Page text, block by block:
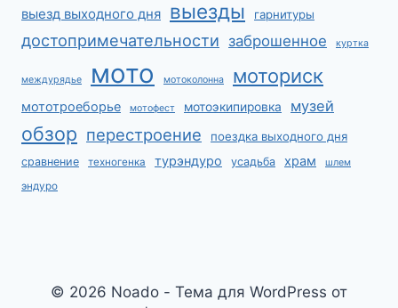
выезд выходного дня выезды гарнитуры
достопримечательности заброшенное куртка
междурядье мото мотоколонна моториск
мототроеборье мотофест мотоэкипировка музей
обзор перестроение поездка выходного дня
сравнение техногенка турэндуро усадьба храм шлем
эндуро
© 2026 Noado - Тема для WordPress от